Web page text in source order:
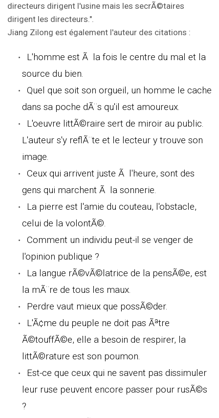
directeurs dirigent l'usine mais les secrÃ©taires
dirigent les directeurs.".
Jiang Zilong est également l'auteur des citations :
L'homme est Ã la fois le centre du mal et la
source du bien.
Quel que soit son orgueil, un homme le cache
dans sa poche dÃ¨s qu'il est amoureux.
L'oeuvre littÃ©raire sert de miroir au public.
L'auteur s'y reflÃ¨te et le lecteur y trouve son
image.
Ceux qui arrivent juste Ã l'heure, sont des
gens qui marchent Ã la sonnerie.
La pierre est l'amie du couteau, l'obstacle,
celui de la volontÃ©.
Comment un individu peut-il se venger de
l'opinion publique ?
La langue rÃ©vÃ©latrice de la pensÃ©e, est
la mÃ¨re de tous les maux.
Perdre vaut mieux que possÃ©der.
L'Ã¢me du peuple ne doit pas Ãªtre
Ã©touffÃ©e, elle a besoin de respirer, la
littÃ©rature est son poumon.
Est-ce que ceux qui ne savent pas dissimuler
leur ruse peuvent encore passer pour rusÃ©s
?